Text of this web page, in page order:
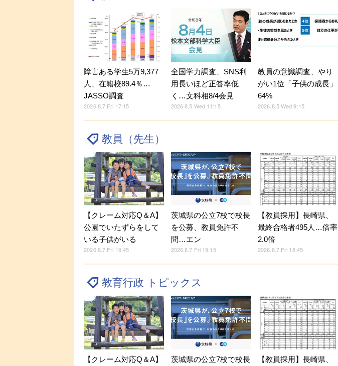
障害ある学生5万9,377
人、在籍校89.4％…
JASSO調査
2026.8.7 Fri 17:15
全国学力調査、SNS利
用長いほど正答率低
く…文科相8/4会見
2026.8.5 Wed 11:15
教員の意識調査、やり
がい1位「子供の成長」
64%
2026.8.5 Wed 9:15
教員（先生）
【クレーム対応Q＆A】
公園でいたずらをして
いる子供がいる
2026.8.7 Fri 19:45
茨城県の公立7校で校長
を公募、教員免許不
問…エン
2026.8.7 Fri 19:15
【教員採用】長崎県、
最終合格者495人…倍率
2.0倍
2026.8.7 Fri 18:45
教育行政 トピックス
【クレーム対応Q＆A】 茨城県の公立7校で校長 【教員採用】長崎県、